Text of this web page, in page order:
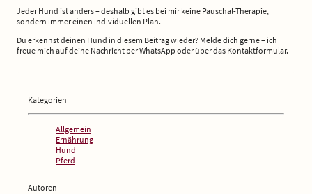
Jeder Hund ist anders – deshalb gibt es bei mir keine Pauschal-Therapie,
sondern immer einen individuellen Plan.
Du erkennst deinen Hund in diesem Beitrag wieder? Melde dich gerne – ich
freue mich auf deine Nachricht per WhatsApp oder über das Kontaktformular.
Kategorien
Allgemein
Ernährung
Hund
Pferd
Autoren